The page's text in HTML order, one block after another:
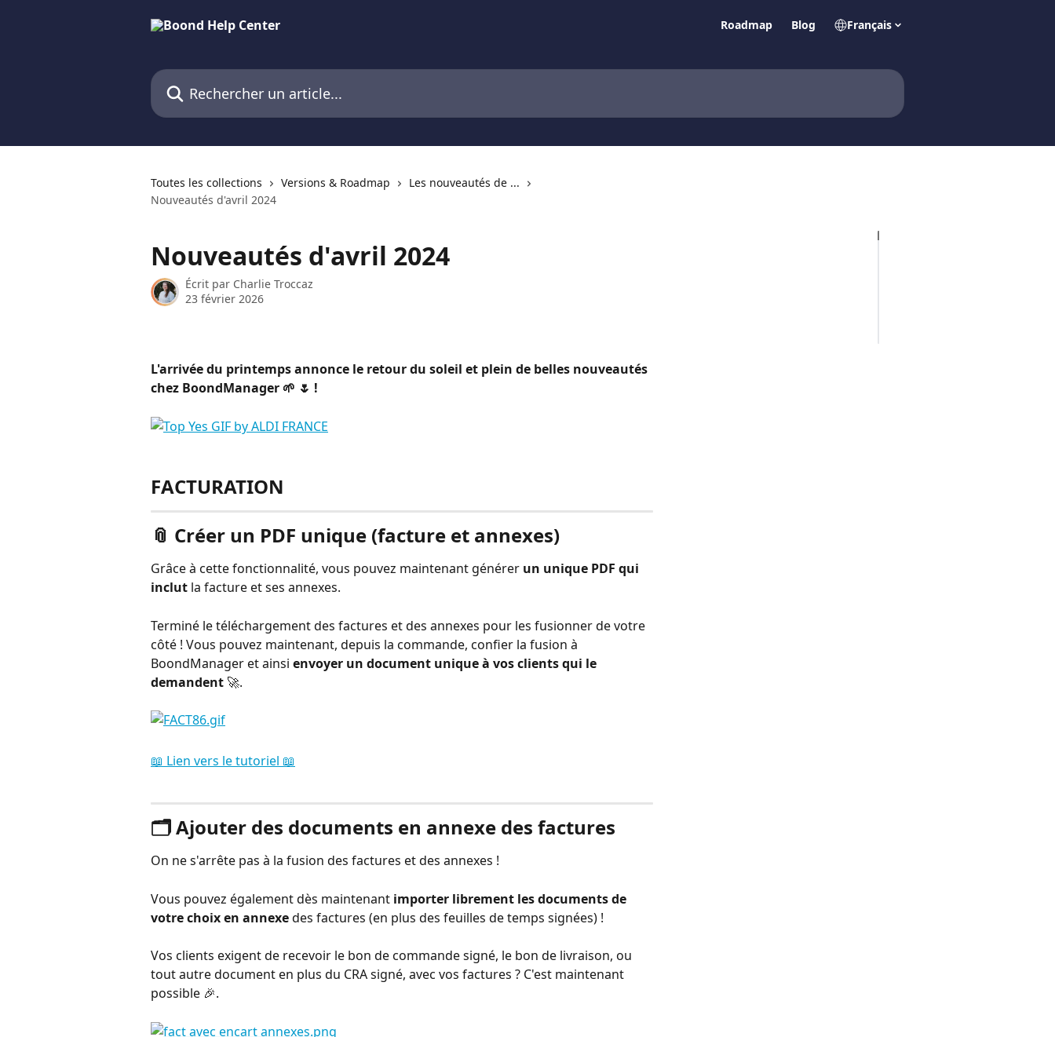
Roadmap Blog Français
Rechercher un article...
Toutes les collections Versions & Roadmap
Les nouveautés de ...
Nouveautés d'avril 2024
Nouveautés d'avril 2024
Écrit par Charlie Troccaz
23 février 2026
L'arrivée du printemps annonce le retour du soleil et plein de belles nouveautés
chez BoondManager 🌱 🌷 !
FACTURATION
📎 Créer un PDF unique (facture et annexes)
Grâce à cette fonctionnalité, vous pouvez maintenant générer un unique PDF qui
inclut la facture et ses annexes.
Terminé le téléchargement des factures et des annexes pour les fusionner de votre
côté ! Vous pouvez maintenant, depuis la commande, confier la fusion à
BoondManager et ainsi envoyer un document unique à vos clients qui le
demandent 🚀.
📖 Lien vers le tutoriel 📖
🗂️ Ajouter des documents en annexe des factures
On ne s'arrête pas à la fusion des factures et des annexes !
Vous pouvez également dès maintenant importer librement les documents de
votre choix en annexe des factures (en plus des feuilles de temps signées) !
Vos clients exigent de recevoir le bon de commande signé, le bon de livraison, ou
tout autre document en plus du CRA signé, avec vos factures ? C'est maintenant
possible 🎉.